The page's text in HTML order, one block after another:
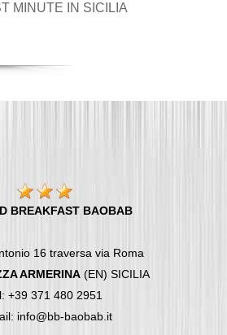
MINUTE IN SICILIA
BREAKFAST BAOBAB
16 traversa via Roma
ARMERINA(EN) SICILIA
+39 371 480 2951
info@bb-baobab.it